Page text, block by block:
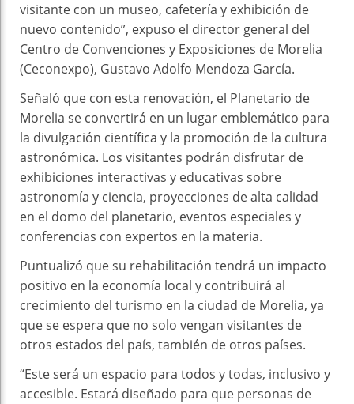
visitante con un museo, cafetería y exhibición de
nuevo contenido”, expuso el director general del
Centro de Convenciones y Exposiciones de Morelia
(Ceconexpo), Gustavo Adolfo Mendoza García.
Señaló que con esta renovación, el Planetario de
Morelia se convertirá en un lugar emblemático para
la divulgación científica y la promoción de la cultura
astronómica. Los visitantes podrán disfrutar de
exhibiciones interactivas y educativas sobre
astronomía y ciencia, proyecciones de alta calidad
en el domo del planetario, eventos especiales y
conferencias con expertos en la materia.
Puntualizó que su rehabilitación tendrá un impacto
positivo en la economía local y contribuirá al
crecimiento del turismo en la ciudad de Morelia, ya
que se espera que no solo vengan visitantes de
otros estados del país, también de otros países.
“Este será un espacio para todos y todas, inclusivo y
accesible. Estará diseñado para que personas de